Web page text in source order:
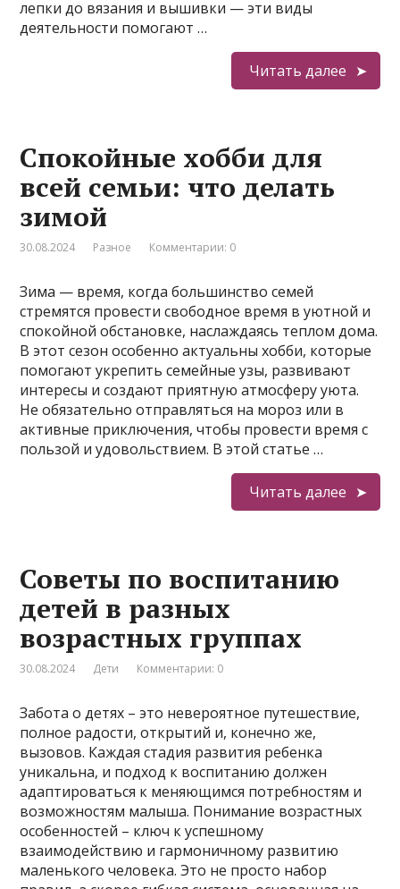
лепки до вязания и вышивки — эти виды
деятельности помогают …
Читать далее
Спокойные хобби для
всей семьи: что делать
зимой
30.08.2024 Разное Комментарии: 0
Зима — время, когда большинство семей
стремятся провести свободное время в уютной и
спокойной обстановке, наслаждаясь теплом дома.
В этот сезон особенно актуальны хобби, которые
помогают укрепить семейные узы, развивают
интересы и создают приятную атмосферу уюта.
Не обязательно отправляться на мороз или в
активные приключения, чтобы провести время с
пользой и удовольствием. В этой статье …
Читать далее
Советы по воспитанию
детей в разных
возрастных группах
30.08.2024 Дети Комментарии: 0
Забота о детях – это невероятное путешествие,
полное радости, открытий и, конечно же,
вызовов. Каждая стадия развития ребенка
уникальна, и подход к воспитанию должен
адаптироваться к меняющимся потребностям и
возможностям малыша. Понимание возрастных
особенностей – ключ к успешному
взаимодействию и гармоничному развитию
маленького человека. Это не просто набор